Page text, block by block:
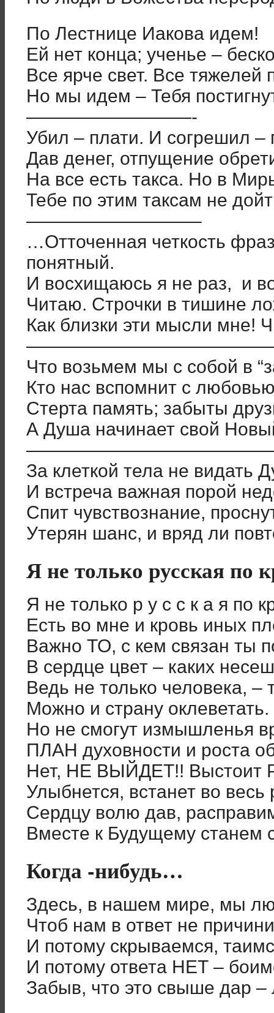
По Лестнице Иакова идем!
Ей нет конца; ученье –
Все ярче свет. Все
Но мы идем – Тебя
—————————-
Убил – плати. И согрешил –
Дав денег, отпущение
На все есть такса. Но в
Тебе по этим таксам не
—————————–
…Отточенная четкость
понятный.
И восхищаюсь я не раз, и
Читаю. Строчки в тишине
Как близки эти мысли мне!
Что возьмем мы с собой в
Кто нас вспомнит с
Стерта память; забыты
А Душа начинает свой
За клеткой тела не видать
И встреча важная порой
Спит чувствознание,
Утерян шанс, и вряд ли
Я не только русская по
Я не только р у с с к а я по
Есть во мне и кровь иных
Важно ТО, с кем связан ты
В сердце цвет – каких
Ведь не только человека, –
Можно и страну оклеветать.
Но не смогут измышленья
ПЛАН духовности и роста
Нет, НЕ ВЫЙДЕТ!! Выстоит
Улыбнется, встанет во
Сердцу волю дав,
Вместе к Будущему станем
Когда -нибудь…
Здесь, в нашем мире, мы
Чтоб нам в ответ не
И потому скрываемся,
И потому ответа НЕТ –
Забыв, что это свыше дар –